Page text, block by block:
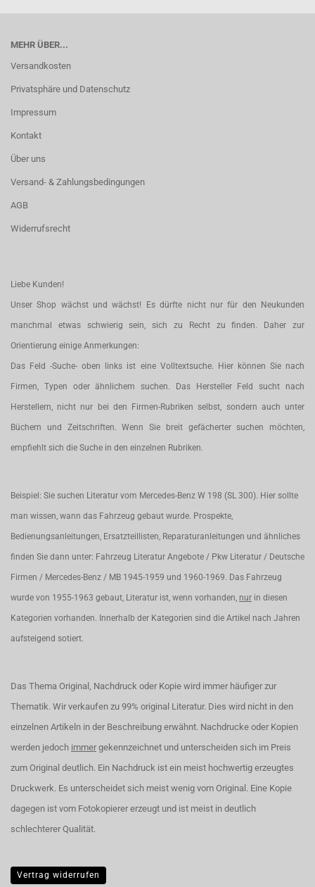
MEHR ÜBER...
Versandkosten
Privatsphäre und Datenschutz
Impressum
Kontakt
Über uns
Versand- & Zahlungsbedingungen
AGB
Widerrufsrecht
Liebe Kunden!
Unser Shop wächst und wächst! Es dürfte nicht nur für den Neukunden
manchmal etwas schwierig sein, sich zu Recht zu finden. Daher zur
Orientierung einige Anmerkungen:
Das Feld -Suche- oben links ist eine Volltextsuche. Hier können Sie nach
Firmen, Typen oder ähnlichem suchen. Das Hersteller Feld sucht nach
Herstellern, nicht nur bei den Firmen-Rubriken selbst, sondern auch unter
Büchern und Zeitschriften. Wenn Sie breit gefächerter suchen möchten,
empfiehlt sich die Suche in den einzelnen Rubriken.
Beispiel: Sie suchen Literatur vom Mercedes-Benz W 198 (SL 300). Hier sollte
man wissen, wann das Fahrzeug gebaut wurde. Prospekte,
Bedienungsanleitungen, Ersatzteillisten, Reparaturanleitungen und ähnliches
finden Sie dann unter: Fahrzeug Literatur Angebote / Pkw Literatur / Deutsche
Firmen / Mercedes-Benz / MB 1945-1959 und 1960-1969. Das Fahrzeug
wurde von 1955-1963 gebaut, Literatur ist, wenn vorhanden, nur in diesen
Kategorien vorhanden. Innerhalb der Kategorien sind die Artikel nach Jahren
aufsteigend sotiert.
Das Thema Original, Nachdruck oder Kopie wird immer häufiger zur
Thematik. Wir verkaufen zu 99% original Literatur. Dies wird nicht in den
einzelnen Artikeln in der Beschreibung erwähnt. Nachdrucke oder Kopien
werden jedoch immer gekennzeichnet und unterscheiden sich im Preis
zum Original deutlich. Ein Nachdruck ist ein meist hochwertig erzeugtes
Druckwerk. Es unterscheidet sich meist wenig vom Original. Eine Kopie
dagegen ist vom Fotokopierer erzeugt und ist meist in deutlich
schlechterer Qualität.
Vertrag widerrufen